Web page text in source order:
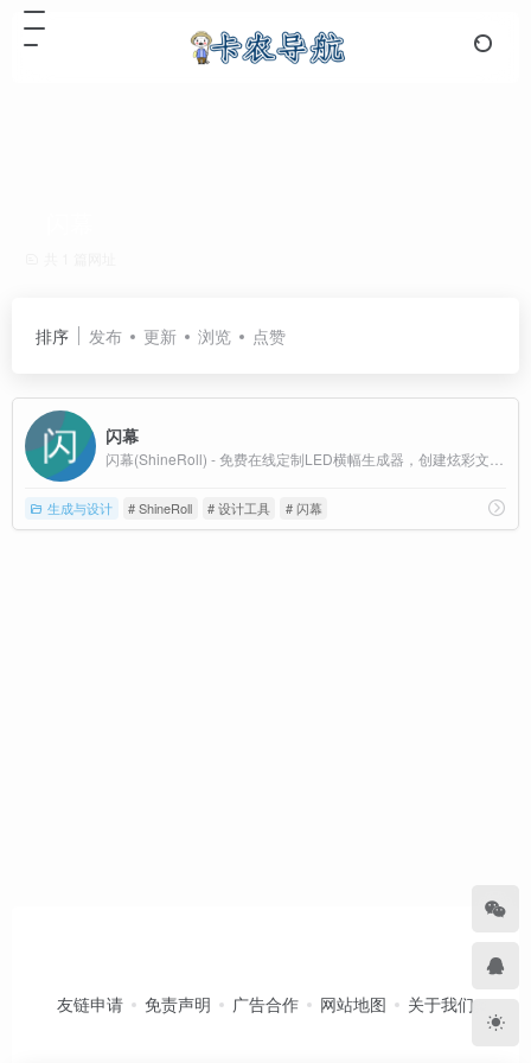
排序 发布 更新 浏览 点赞
闪幕
生成与设计 # ShineRoll # 设计工具 # 闪幕
友链申请 免责声明 广告合作 网站地图 关于我们